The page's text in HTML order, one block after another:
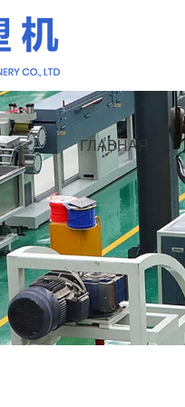
ГЛАВНАЯ